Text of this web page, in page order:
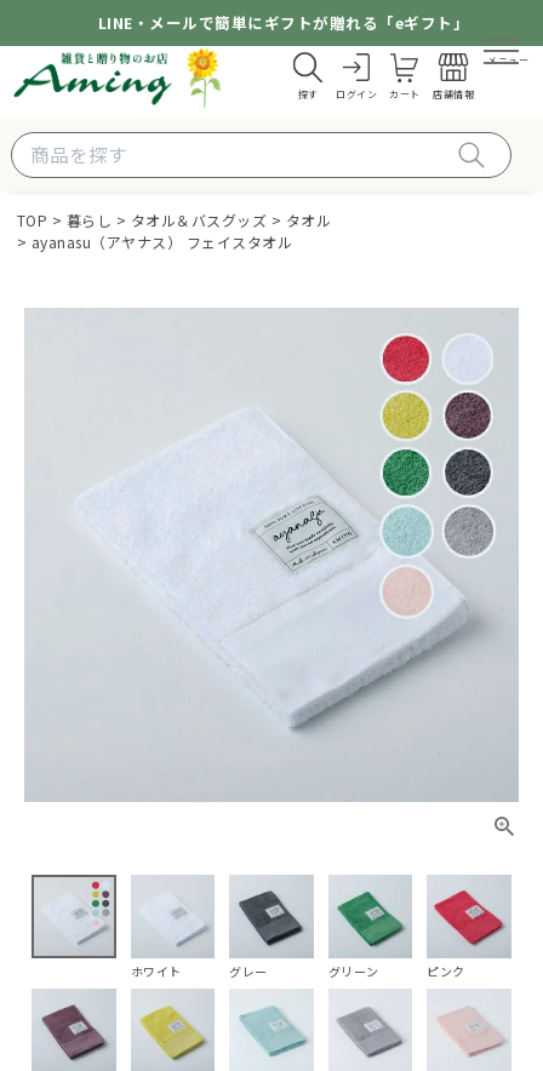
LINE・メールで簡単にギフトが贈れる「eギフト」
探す ログイン カート 店舗情報
メニュー
TOP 暮らし タオル＆バスグッズ
タオル
ayanasu（アヤナス） フェイスタオル
ホワイト グレー グリーン ピンク